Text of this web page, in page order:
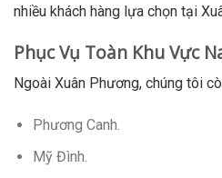
nhiều khách hàng lựa chọn tại
Phục Vụ Toàn Khu Vực
Ngoài Xuân Phương, chúng tôi
Phương Canh.
Mỹ Đình.